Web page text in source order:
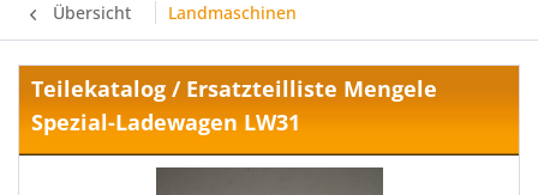
Übersicht Landmaschinen
Teilekatalog / Ersatzteilliste Mengele
Spezial-Ladewagen LW31